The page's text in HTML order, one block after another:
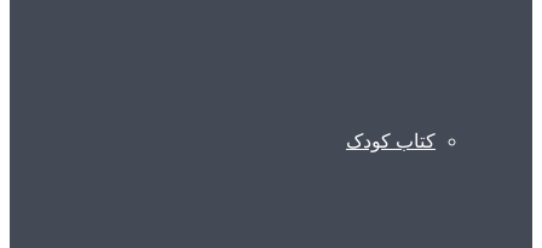
کتاب کودک